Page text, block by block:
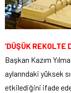
‘DÜŞÜK REKOLTE
Başkan Kazım
aylarındaki yüksek
etkilediğini ifade